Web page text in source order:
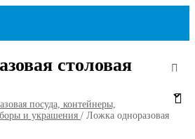
столовая
посуда, контейнеры,
и украшения / Ложка одноразовая